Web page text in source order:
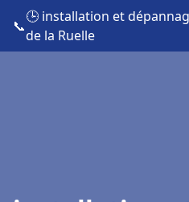
📞
🕒 installation et
de la Ruelle